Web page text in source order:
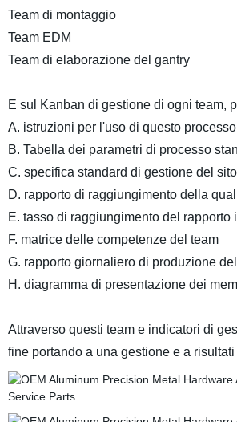
Team di montaggio
Team EDM
Team di elaborazione del gantry
E sul Kanban di gestione di ogni team,
A. istruzioni per l'uso di questo processo
B. Tabella dei parametri di processo
C. specifica standard di gestione del sito
D. rapporto di raggiungimento della
E. tasso di raggiungimento del rapporto
F. matrice delle competenze del team
G. rapporto giornaliero di produzione
H. diagramma di presentazione dei
Attraverso questi team e indicatori di
fine portando a una gestione e a